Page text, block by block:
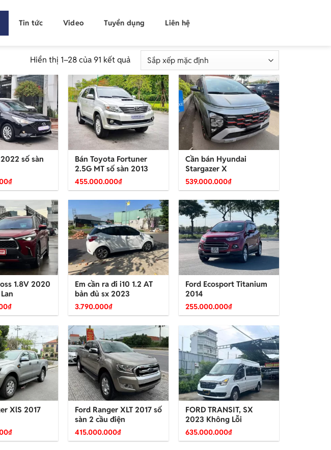
Tin tức Video Tuyển dụng Liên hệ
Hiển thị 1–28 của 91 kết quả
số sàn
₫
Bán Toyota Fortuner
2.5G MT số sàn 2013
455.000.000₫
Cần bán Hyundai
Stargazer X
539.000.000₫
1.8V 2020
₫
Em cần ra đi i10 1.2 AT
bản đủ sx 2023
3.790.000₫
Ford Ecosport Titanium
2014
255.000.000₫
XlS 2017
₫
Ford Ranger XLT 2017 số
sàn 2 cầu điện
415.000.000₫
FORD TRANSIT, SX
2023 Không Lỗi
635.000.000₫